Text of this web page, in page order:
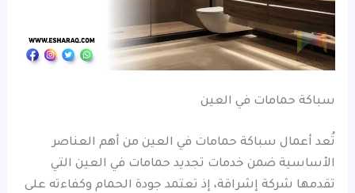
سباكة حمامات في العين
تُعد أعمال سباكة حمامات في العين من أهم العناصر
الأساسية ضمن خدمات تجديد حمامات في العين التي
تقدمها شركة إشراقة، إذ تعتمد جودة الحمام وكفاءته على